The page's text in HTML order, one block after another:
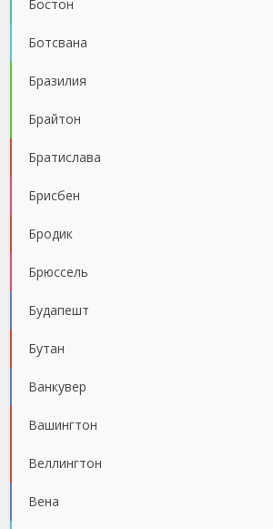
Бостон
Ботсвана
Бразилия
Брайтон
Братислава
Брисбен
Бродик
Брюссель
Будапешт
Бутан
Ванкувер
Вашингтон
Веллингтон
Вена